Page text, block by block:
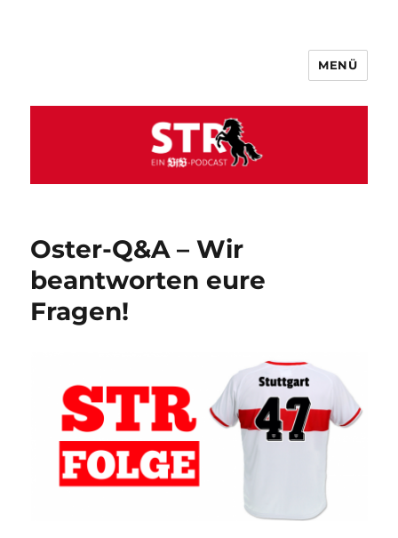
MENÜ
Oster-Q&A – Wir
beantworten eure
Fragen!